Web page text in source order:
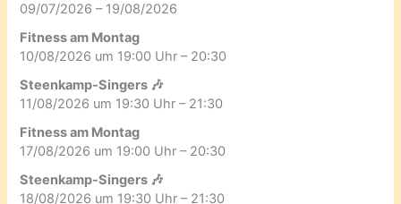
09/07/2026 – 19/08/2026
Fitness am Montag
10/08/2026 um 19:00 Uhr – 20:30
Steenkamp-Singers 🎶
11/08/2026 um 19:30 Uhr – 21:30
Fitness am Montag
17/08/2026 um 19:00 Uhr – 20:30
Steenkamp-Singers 🎶
18/08/2026 um 19:30 Uhr – 21:30